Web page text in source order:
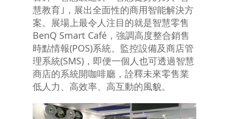
慧教育｣，展出全面性的商用智能解決方
案。展場上最令人注目的就是智慧零售
BenQ Smart Café，強調高度整合銷售
時點情報(POS)系統、監控設備及商店管
理系統(SMS)，即便一個人也可透過智慧
商店的系統開咖啡廳，詮釋未來零售業
低人力、高效率、高互動的風貌。